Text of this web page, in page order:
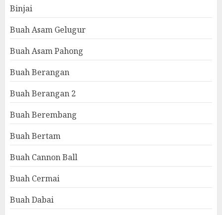
Binjai
Buah Asam Gelugur
Buah Asam Pahong
Buah Berangan
Buah Berangan 2
Buah Berembang
Buah Bertam
Buah Cannon Ball
Buah Cermai
Buah Dabai